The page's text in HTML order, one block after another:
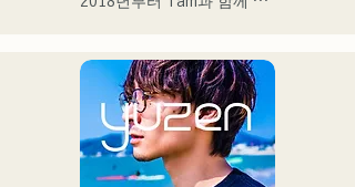
・campuscollection2022 그
랑프리
・오리지널 곡 「푸딩」이
2024년 KBC 라디오 오프닝
곡으로 채용된다
중심으로 음악 활동을 개시.
2022년부터 Kønny로서 솔
로 명의에서도 활동을 개시.
어린 시절부터 영향을 받은
90's와 00's의 R&B 뮤직을